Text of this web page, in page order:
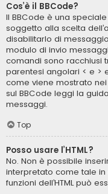
Cos’è il BBCode?
Il BBCode è una speciale
soggetto alla scelta
disabilitarlo di
modulo di invio
comandi sono racchiusi
parentesi angolari < e >
come viene mostrato
sul BBCode leggi la
messaggi.
Top
Posso usare l’HTML?
No. Non è possibile
interpretato come tale in
funzioni dell’HTML può